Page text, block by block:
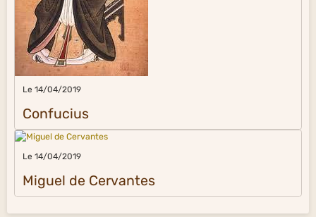
Le 14/04/2019
Confucius
Le 14/04/2019
Miguel de Cervantes